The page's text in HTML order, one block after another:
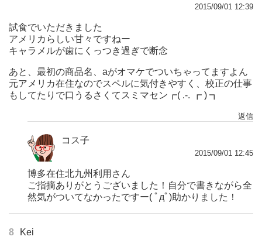
2015/09/01 12:39
試食でいただきました
アメリカらしい甘々ですねー
キャラメルが歯にくっつき過ぎで断念
あと、最初の商品名、aがオマケでついちゃってますよん
元アメリカ在住なのでスペルに気付きやすく、校正の仕事
もしてたりで口うるさくてスミマセン┏( .-. ┏ ) ┓
返信
コス子
2015/09/01 12:45
博多在住北九州利用さん
ご指摘ありがとうございました！自分で書きながら全
然気がついてなかったですー( ﾟдﾟ)助かりました！
8 Kei